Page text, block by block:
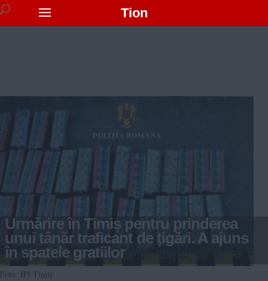
Tion
Urmărire în Timiș pentru prinderea
unui tânăr traficant de țigări. A ajuns
în spatele gratiilor
Foto: IPJ Timiș